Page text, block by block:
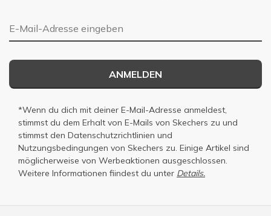
E-Mail-Adresse
ANMELDEN
*Wenn du dich mit deiner E-Mail-Adresse anmeldest,
stimmst du dem Erhalt von E-Mails von Skechers zu und
stimmst den Datenschutzrichtlinien und
Nutzungsbedingungen von Skechers zu. Einige Artikel sind
möglicherweise von Werbeaktionen ausgeschlossen.
Weitere Informationen fiindest du unter Details.